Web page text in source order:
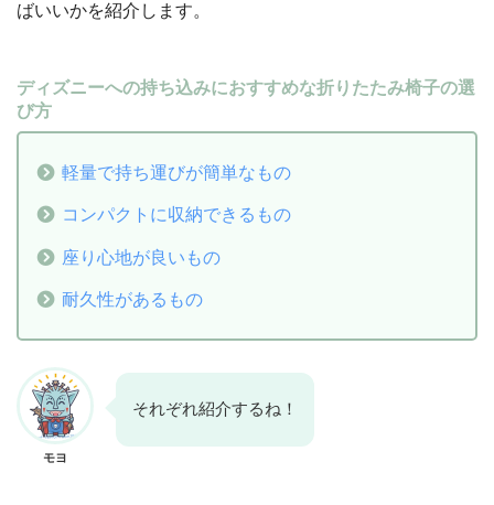
ばいいかを紹介します。
ディズニーへの持ち込みにおすすめな折りたたみ椅子の選
び方
軽量で持ち運びが簡単なもの
コンパクトに収納できるもの
座り心地が良いもの
耐久性があるもの
モヨ
それぞれ紹介するね！